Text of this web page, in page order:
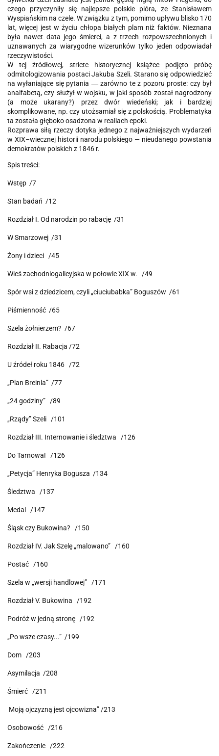
czego przyczyniły się najlepsze polskie pióra, ze Stanisławem
Wyspiańskim na czele. W związku z tym, pomimo upływu blisko 170
lat, więcej jest w życiu chłopa białych plam niż faktów. Nieznana
była nawet data jego śmierci, a z trzech rozpowszechnionych i
uznawanych za wiarygodne wizerunków tylko jeden odpowiadał
rzeczywistości.
W tej źródłowej, stricte historycznej książce podjęto próbę
odmitologizowania postaci Jakuba Szeli. Starano się odpowiedzieć
na wyłaniające się pytania ― zarówno te z pozoru proste: czy był
analfabetą, czy służył w wojsku, w jaki sposób został nagrodzony
(a może ukarany?) przez dwór wiedeński; jak i bardziej
skomplikowane, np. czy utożsamiał się z polskością. Problematyka
ta została głęboko osadzona w realiach epoki.
Rozprawa siłą rzeczy dotyka jednego z najważniejszych wydarzeń
w XIX–wiecznej historii narodu polskiego — nieudanego powstania
demokratów polskich z 1846 r.
Spis treści:
Wstęp /7
Stan badań /12
Rozdział I. Od narodzin po rabację /31
W Smarzowej /31
Żony i dzieci /45
Wieś zachodniogalicyjska w połowie XIX w. /49
Spór wsi z dziedzicem, czyli „ciuciubabka” Boguszów /61
Piśmienność /65
Szela żołnierzem? /67
Rozdział II. Rabacja /72
U źródeł roku 1846 /72
„Plan Breinla” /77
„24 godziny” /89
„Rządy” Szeli /101
Rozdział III. Internowanie i śledztwa /126
Do Tarnowa! /126
„Petycja” Henryka Bogusza /134
Śledztwa /137
Medal /147
Śląsk czy Bukowina? /150
Rozdział IV. Jak Szelę „malowano” /160
Postać /160
Szela w „wersji handlowej” /171
Rozdział V. Bukowina /192
Podróż w jedną stronę /192
„Po wsze czasy...” /199
Dom /203
Asymilacja /208
Śmierć /211
Moją ojczyzną jest ojcowizna” /213
Osobowość /216
Zakończenie /222